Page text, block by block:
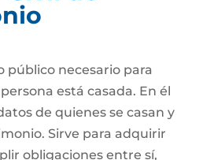
público necesario para
está casada. En él
de quienes se casan y
Sirve para adquirir
obligaciones entre sí,